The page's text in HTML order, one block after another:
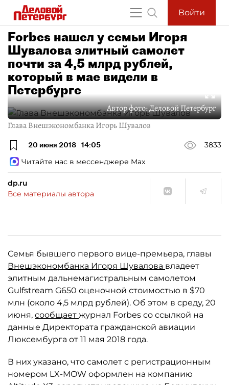
Войти
Forbes нашел у семьи Игоря
Шувалова элитный самолет
почти за 4,5 млрд рублей,
который в мае видели в
Петербурге
Автор фото:Деловой Петербург
Глава Внешэкономбанка Игорь Шувалов
20 июня 2018 14:05
3833
Читайте нас в мессенджере Max
dp.ru
Все материалы автора
Семья бывшего первого вице-премьера, главы
Внешэкономбанка Игоря Шувалова владеет
элитным дальнемагистральным самолетом
Gulfstream G650 оценочной стоимостью в $70
млн (около 4,5 млрд рублей). Об этом в среду, 20
июня, сообщает журнал Forbes со ссылкой на
данные Директората гражданской авиации
Люксембурга от 11 мая 2018 года.
В них указано, что самолет с регистрационным
номером LX-MOW оформлен на компанию